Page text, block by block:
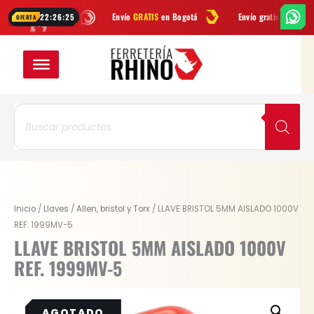
OFERTA 22:26:25
WhatsApp Envío GRATISen Bogotá Envío gratis a todo Colombia
contenido
Búsqueda
productos
Inicio / Llaves /Allen, bristol y Torx / LLAVE BRISTOL 5MM AISLADO 1000V
REF. 1999MV-5
LLAVE BRISTOL 5MM AISLADO 1000V
REF. 1999MV-5